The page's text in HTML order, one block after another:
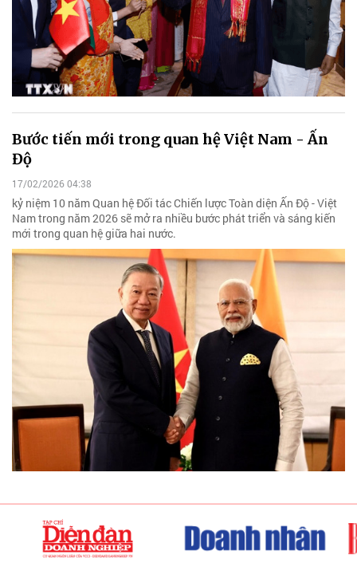
Bước tiến mới trong quan hệ Việt Nam - Ấn
Độ
17/02/2026 04:38
kỷ niệm 10 năm Quan hệ Đối tác Chiến lược Toàn diện Ấn Độ - Việt
Nam trong năm 2026 sẽ mở ra nhiều bước phát triển và sáng kiến
mới trong quan hệ giữa hai nước.